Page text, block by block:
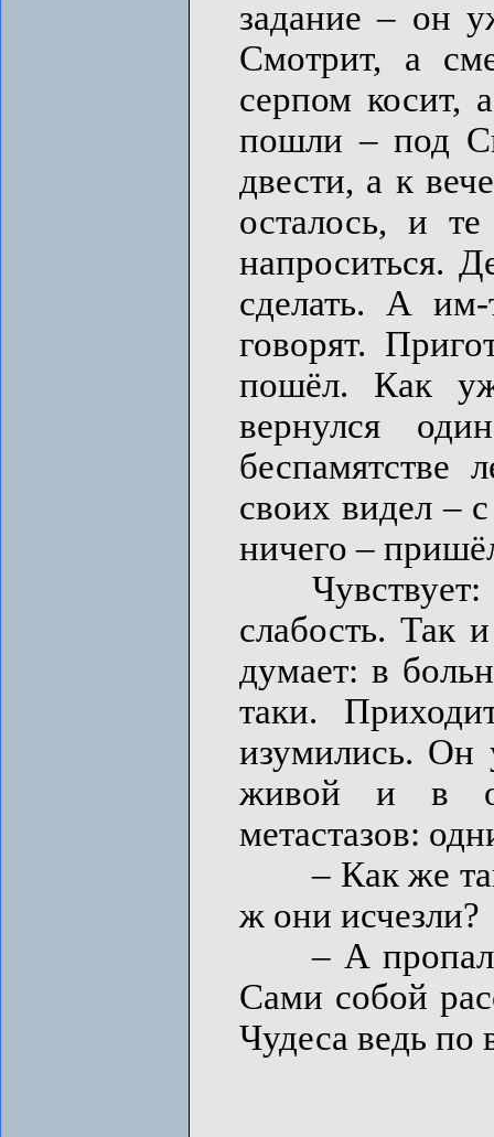
задание – он
Смотрит, а
серпом косит,
пошли – под
двести, а к
осталось, и
напроситься.
сделать. А
говорят.
пошёл. Как
вернулся
беспамятстве
своих видел –
ничего –
Чувствует:
слабость. Так
думает: в
таки.
изумились.
живой и в
метастазов:
– Как же
ж они исчезли?
– А пропали,
Сами собой
Чудеса ведь по